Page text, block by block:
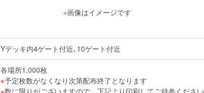
※画像はイメージです
Yデッキ内4ゲート付近､10ゲート付近
各場所1,000枚
予定枚数がなくなり次第配布終了となります
数に限りがございますので、下記より印刷してご持参ください